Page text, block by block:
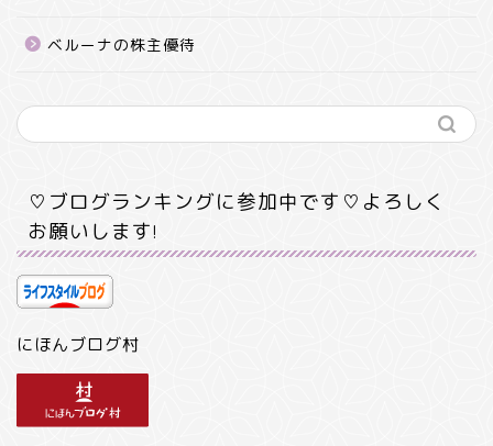
ベルーナの株主優待
♡ブログランキングに参加中です♡よろしく
お願いします!
にほんブログ村